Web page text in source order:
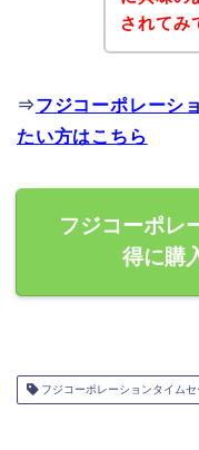
されてみ
⇒フジコーポレーシ
たい方はこちら
フジコーポレ
得に購
フジコーポレーションタイムセ